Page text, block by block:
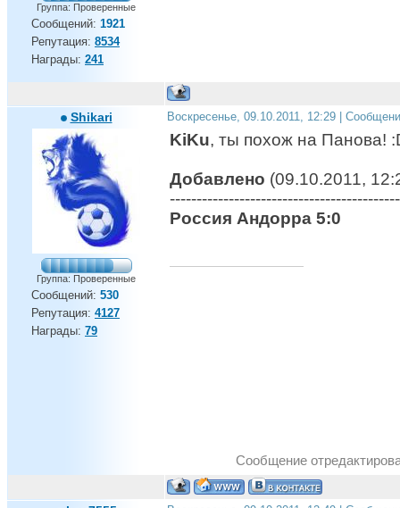
Группа: Проверенные
Сообщений: 1921
Репутация: 8534
Награды: 241
Shikari
Группа: Проверенные
Сообщений: 530
Репутация: 4127
Награды: 79
Воскресенье, 09.10.2011, 12:29 |
KiKu, ты похож на Панова!
Добавлено (09.10.2011,
Россия Андорра 5:0
Сообщение